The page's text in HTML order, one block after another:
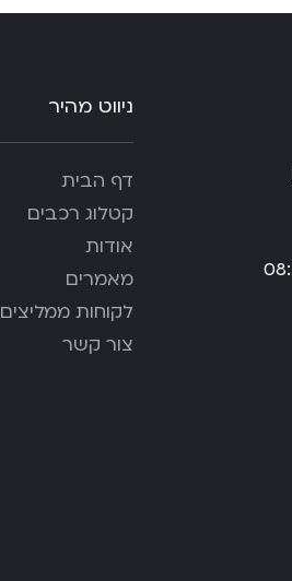
ניווט מהיר
דף הבית
קטלוג רכבים
אודות
מאמרים
לקוחות ממליצים
צור קשר